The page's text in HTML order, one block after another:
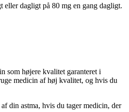
eller dagligt på 80 mg en gang dagligt.
som højere kvalitet garanteret i
medicin af høj kvalitet, og hvis du
din astma, hvis du tager medicin, der